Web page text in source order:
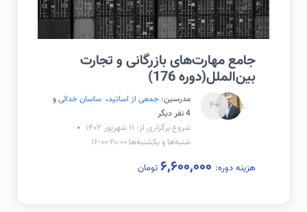
جامع مهارت‌های بازرگانی و تجارت
بین‌الملل(دوره 176)
+۴ مدرسین: جمعی از اساتید، ساسان خدائیو
4 نفر دیگر
شروع برگزاری از: ۱۱ شهریور ۱۴۰۲
شنبه‌ها و یکشنبه‌ها ۲۰:۰۰-۱۶:۰۰
هزینه دوره: تومان